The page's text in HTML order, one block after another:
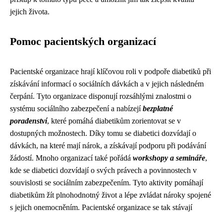
jejich života.
Pomoc pacientských organizací
Pacientské organizace hrají klíčovou roli v podpoře diabetiků při
získávání informací o sociálních dávkách a v jejich následném
čerpání. Tyto organizace disponují rozsáhlými znalostmi o
systému sociálního zabezpečení a nabízejíbezplatné
poradenství, které pomáhá diabetikům zorientovat se v
dostupných možnostech. Díky tomu se diabetici dozvídají o
dávkách, na které mají nárok, a získávají podporu při podávání
žádostí. Mnoho organizací také pořádá workshopy a semináře,
kde se diabetici dozvídají o svých právech a povinnostech v
souvislosti se sociálním zabezpečením. Tyto aktivity pomáhají
diabetikům žít plnohodnotný život a lépe zvládat nároky spojené
s jejich onemocněním. Pacientské organizace se tak stávají